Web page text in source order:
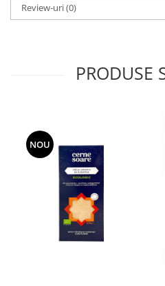
Review-uri(0)
PRODUSE
NOU